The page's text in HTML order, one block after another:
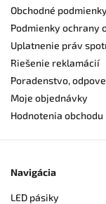
Obchodné podmienky
Podmienky ochrany
Uplatnenie práv
Riešenie reklamácií
Poradenstvo,
Moje objednávky
Hodnotenia obchodu
Navigácia
LED pásiky